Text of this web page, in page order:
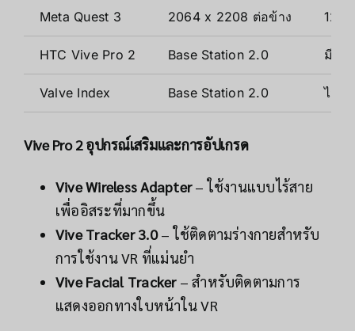
Meta Quest 3 2064 x 2208 ต่อข้าง
HTC Vive Pro 2 Base Station 2.0 มี (อุ
Valve Index Base Station 2.0 ไม่มี
Vive Pro 2 อุปกรณ์เสริมและการอัปเกรด
Vive Wireless Adapter– ใช้งานแบบไร้สาย
เพื่ออิสระที่มากขึ้น
Vive Tracker 3.0– ใช้ติดตามร่างกายสำหรับ
การใช้งาน VR ที่แม่นยำ
Vive Facial Tracker– สำหรับติดตามการ
แสดงออกทางใบหน้าใน VR